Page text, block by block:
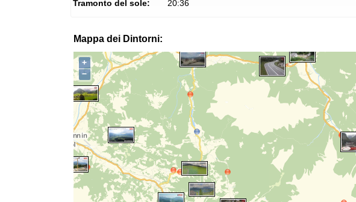
Tramonto del sole:
20:36
Mappa dei Dintorni:
+
−